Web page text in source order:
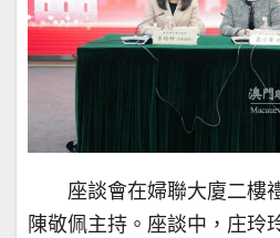
座談會在婦聯大廈二樓
陳敬佩主持。座談中，庄玲